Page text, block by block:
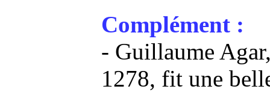
Complément :
- Guillaume
1278, fit une